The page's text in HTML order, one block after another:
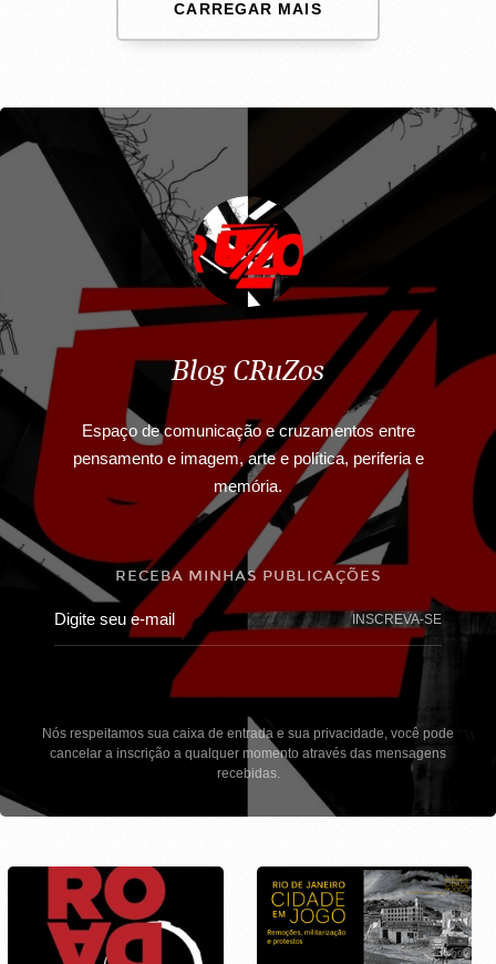
CARREGAR MAIS
Blog CRuZos
Espaço de comunicação e cruzamentos entre
pensamento e imagem, arte e política, periferia e
memória.
RECEBA MINHAS PUBLICAÇÕES
INSCREVA-SE
Nós respeitamos sua caixa de entrada e sua privacidade, você pode
cancelar a inscrição a qualquer momento através das mensagens
recebidas.